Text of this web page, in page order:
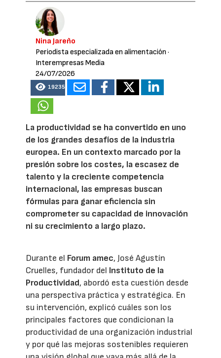
Nina Jareño
Periodista especializada en alimentación ·
Interempresas Media
24/07/2026
19235
La productividad se ha convertido en uno
de los grandes desafíos de la industria
europea. En un contexto marcado por la
presión sobre los costes, la escasez de
talento y la creciente competencia
internacional, las empresas buscan
fórmulas para ganar eficiencia sin
comprometer su capacidad de innovación
ni su crecimiento a largo plazo.
Durante el Forum amec, José Agustín
Cruelles, fundador del Instituto de la
Productividad, abordó esta cuestión desde
una perspectiva práctica y estratégica. En
su intervención, explicó cuáles son los
principales factores que condicionan la
productividad de una organización industrial
y por qué las mejoras sostenibles requieren